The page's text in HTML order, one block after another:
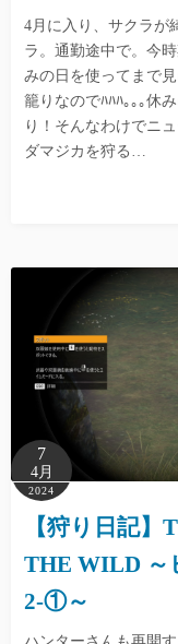
4月に入り、サクラが
ラ。通勤途中で。今
みの日を使ってまで
籠りなのでﾊﾊﾊ｡｡｡休
り！そんなわけでニ
ダマジカを狩る…
7
4月
2024
【狩り日記
THE WILD ～
2-①～